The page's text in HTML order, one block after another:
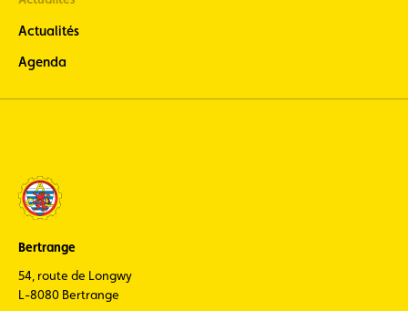
Actualités
Agenda
Bertrange
54, route de Longwy
L-8080 Bertrange